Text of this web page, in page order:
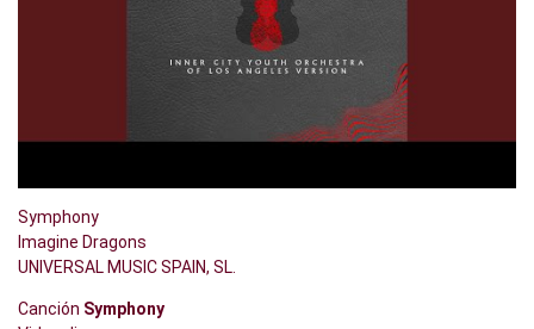
Symphony
Imagine Dragons
UNIVERSAL MUSIC SPAIN, SL.
Canción Symphony